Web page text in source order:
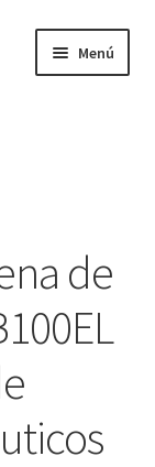
Menú
de